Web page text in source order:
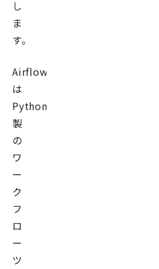
し
ま
す。
Airflow
は
Python
製
の
ワ
ー
ク
フ
ロ
ー
ツ